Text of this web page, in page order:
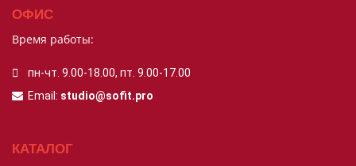
ОФИС
Время работы:
пн-чт. 9.00-18.00, пт. 9.00-17.00
Email: studio@sofit.pro
КАТАЛОГ